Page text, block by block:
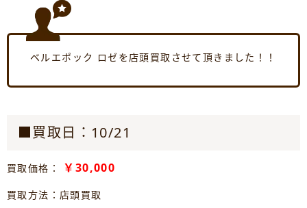
ベルエポック ロゼを店頭買取させて頂きました！！
■買取日：10/21
買取価格： ￥30,000
買取方法：店頭買取